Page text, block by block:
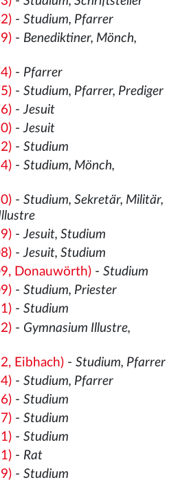
- Studium, Pfarrer
- Benediktiner, Mönch,
- Pfarrer
- Studium, Pfarrer, Prediger
-Jesuit
-Jesuit
- Studium
- Studium, Mönch,
- Studium, Sekretär, Militär,
-Jesuit, Studium
-Jesuit, Studium
Donauwörth)- Studium
- Studium, Priester
- Studium
- Gymnasium Illustre,
Eibhach)- Studium, Pfarrer
- Studium, Pfarrer
- Studium
- Studium
- Studium
- Rat
- Studium